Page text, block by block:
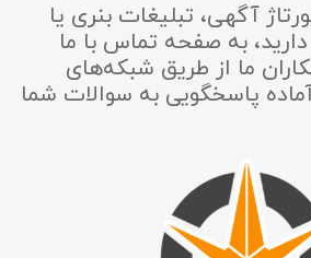
آگهی، تبلیغات بنری یا
به صفحه تماس با ما
ما از طریق شبکه‌های
پاسخگویی به سوالات شما